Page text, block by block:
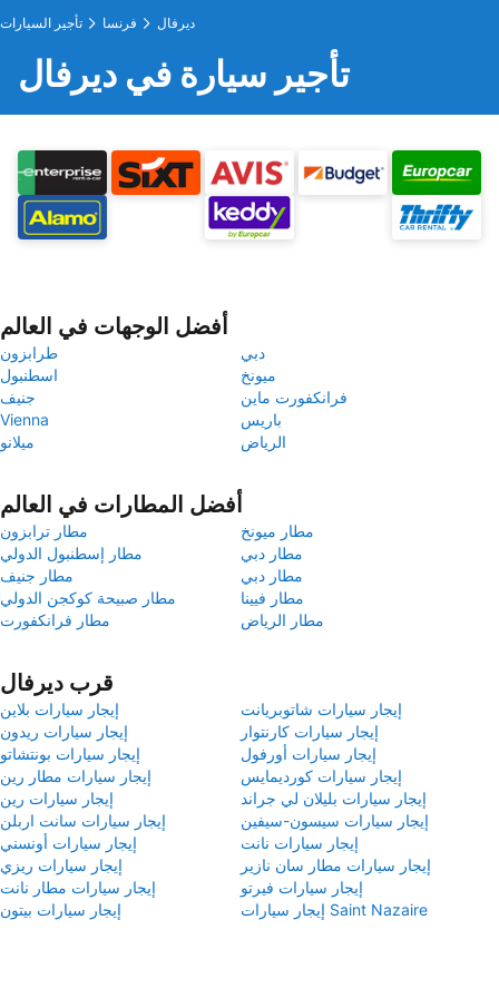
تأجير السيارات فرنسا ديرفال
تأجير سيارة في ديرفال
أفضل الوجهات في العالم
طرابزون
دبي
اسطنبول
ميونخ
جنيف
فرانكفورت ماين
Vienna
باريس
ميلانو
الرياض
أفضل المطارات في العالم
مطار ترابزون
مطار ميونخ
مطار إسطنبول الدولي
مطار دبي
مطار جنيف
مطار دبي
مطار صبيحة كوكجن الدولي
مطار فيينا
مطار فرانكفورت
مطار الرياض
قرب ديرفال
إيجار سيارات بلاين
إيجار سيارات شاتوبريانت
إيجار سيارات ريدون
إيجار سيارات كارنتوار
إيجار سيارات بونتشاتو
إيجار سيارات أورفول
إيجار سيارات مطار رين
إيجار سيارات كورديمايس
إيجار سيارات رين
إيجار سيارات بليلان لي جراند
إيجار سيارات سانت اربلن
إيجار سيارات سيسون-سيفين
إيجار سيارات أونسني
إيجار سيارات نانت
إيجار سيارات ريزي
إيجار سيارات مطار سان نازير
إيجار سيارات مطار نانت
إيجار سيارات فيرتو
إيجار سيارات بيتون
إيجار سيارات Saint Nazaire